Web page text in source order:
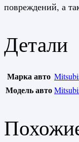
повреждений, а
Детали
Марка авто
Модель авто